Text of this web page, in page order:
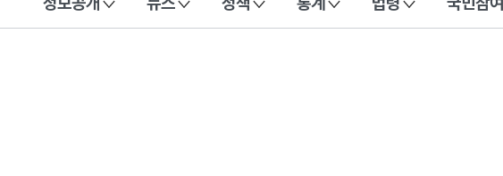
이 누리집은 대한민국 공식 전자정부 누리집입니다.